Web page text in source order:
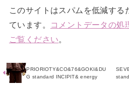
このサイトはスパムを低減する
ています。
コメントデータの処
ご覧ください。
PRIORIOTY&CO&76&GOKI&DU
G standard INCIPIT& energy